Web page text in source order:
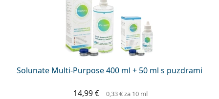
Solunate Multi-Purpose 400 ml + 50 ml s puzdrami
14,99 € 0,33 €za 10 ml